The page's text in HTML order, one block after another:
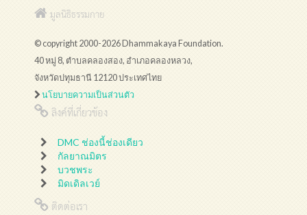
มูลนิธิธรรมกาย
© copyright 2000-2026 Dhammakaya Foundation.
40 หมู่ 8, ตำบลคลองสอง, อำเภอคลองหลวง,
จังหวัดปทุมธานี 12120 ประเทศไทย
นโยบายความเป็นส่วนตัว
ลิงค์ที่เกี่ยวข้อง
DMC ช่องนี้ช่องเดียว
กัลยาณมิตร
บวชพระ
มิดเดิลเวย์
ติดต่อเรา